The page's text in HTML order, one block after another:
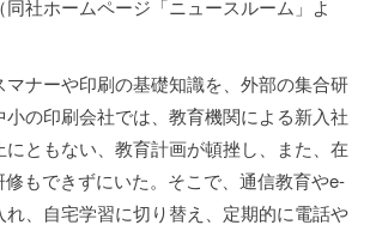
社ホームページ「ニュースルーム」よ
ナーや印刷の基礎知識を、外部の集合研
の印刷会社では、教育機関による新入社
にともない、教育計画が頓挫し、また、在
もできずにいた。そこで、通信教育やe-
れ、自宅学習に切り替え、定期的に電話や